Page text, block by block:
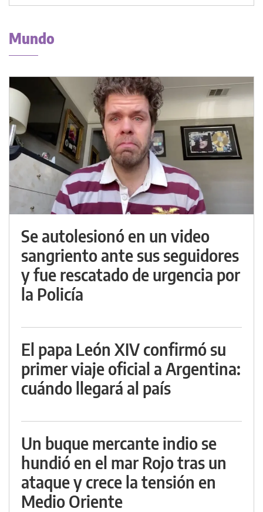
Mundo
Se autolesionó en un video
sangriento ante sus seguidores
y fue rescatado de urgencia por
la Policía
El papa León XIV confirmó su
primer viaje oficial a Argentina:
cuándo llegará al país
Un buque mercante indio se
hundió en el mar Rojo tras un
ataque y crece la tensión en
Medio Oriente